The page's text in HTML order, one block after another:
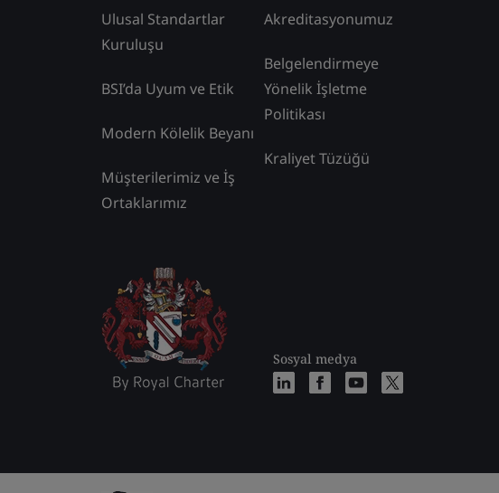
Ulusal Standartlar
Kuruluşu
BSI’da Uyum ve Etik
Modern Kölelik Beyanı
Müşterilerimiz ve İş
Ortaklarımız
Akreditasyonumuz
Belgelendirmeye
Yönelik İşletme
Politikası
Kraliyet Tüzüğü
Sosyal medya